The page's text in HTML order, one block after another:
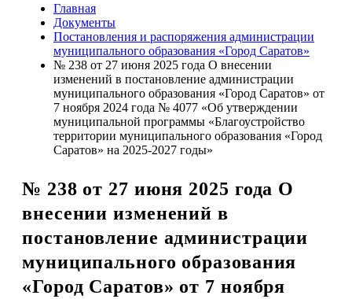
Главная
Документы
Постановления и распоряжения администрации
муниципального образования «Город Саратов»
№ 238 от 27 июня 2025 года О внесении
изменений в постановление администрации
муниципального образования «Город Саратов» от
7 ноября 2024 года № 4077 «Об утверждении
муниципальной программы «Благоустройство
территории муниципального образования «Город
Саратов» на 2025-2027 годы»
№ 238 от 27 июня 2025 года О
внесении изменений в
постановление администрации
муниципального образования
«Город Саратов» от 7 ноября